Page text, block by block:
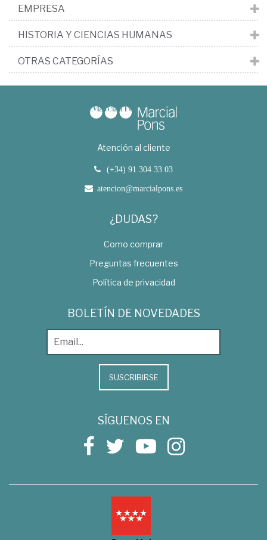
EMPRESA
HISTORIA Y CIENCIAS HUMANAS
OTRAS CATEGORÍAS
Atención al cliente
(+34) 91 304 33 03
atencion@marcialpons.es
¿DUDAS?
Como comprar
Preguntas frecuentes
Política de privacidad
BOLETÍN DE NOVEDADES
SUSCRIBIRSE
SÍGUENOS EN